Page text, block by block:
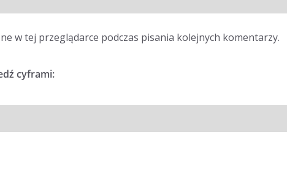
w tej przeglądarce podczas pisania kolejnych komentarzy.
cyframi: